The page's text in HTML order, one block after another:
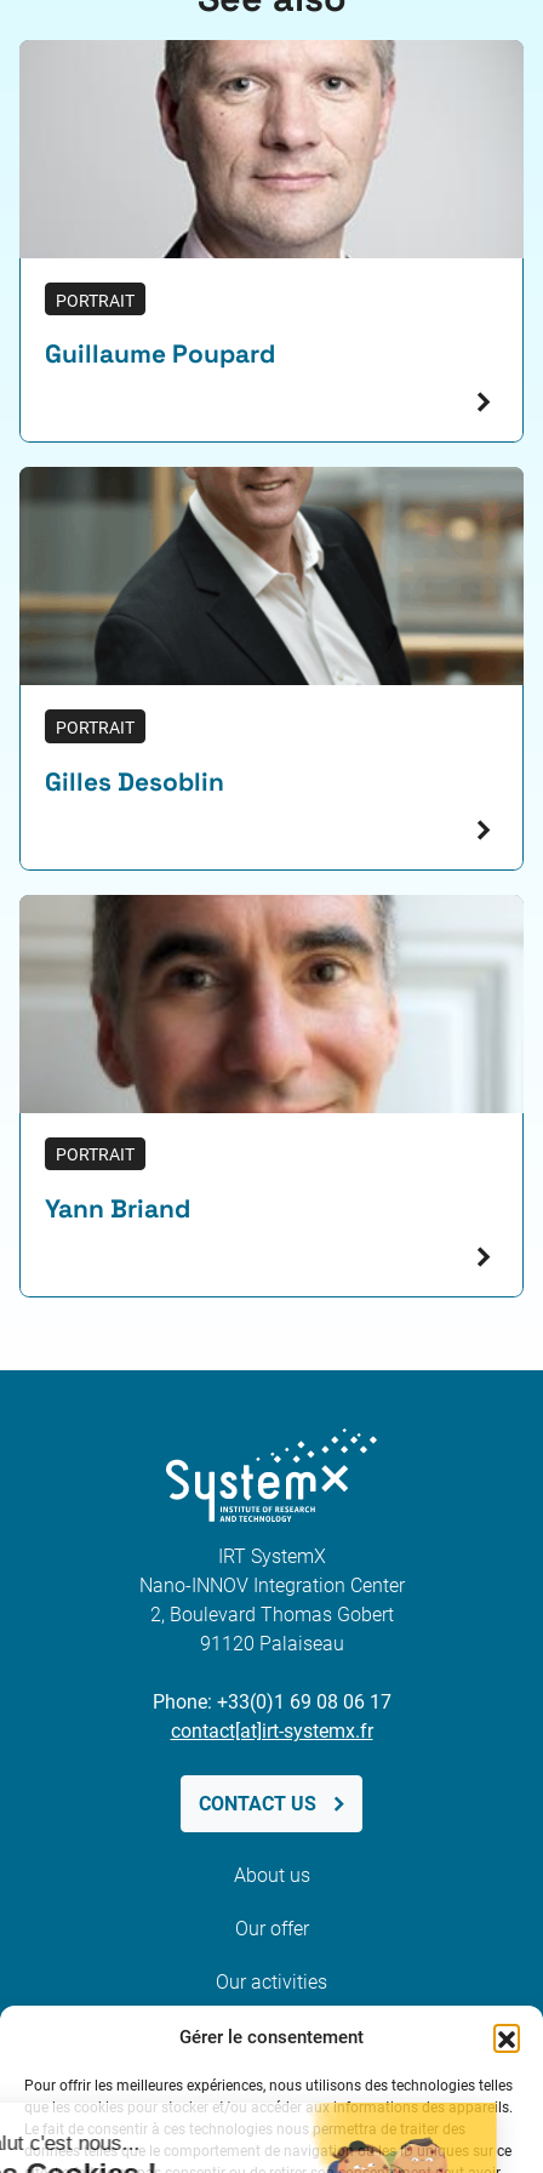
Gérer le consentement
Pour offrir les meilleures expériences, nous utilisons des technologies telles
que les cookies pour stocker et/ou accéder aux informations des appareils.
Le fait de consentir à ces technologies nous permettra de traiter des
données telles que le comportement de navigation ou les ID uniques sur ce
PORTRAIT
Guillaume Poupard
PORTRAIT
Gilles Desoblin
PORTRAIT
Yann Briand
IRT SystemX
Nano-INNOV Integration Center
2, Boulevard Thomas Gobert
91120 Palaiseau
Phone: +33(0)1 69 08 06 17
contact[at]irt-systemx.fr
CONTACT US
About us
Our offer
Our activities
News and events
Join us